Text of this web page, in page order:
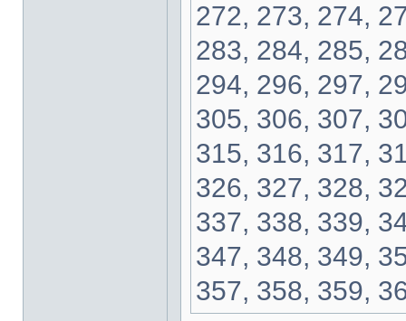
272, 273, 274,
283, 284, 285,
294, 296, 297,
305, 306, 307,
315, 316, 317,
326, 327, 328,
337, 338, 339,
347, 348, 349,
357, 358, 359,